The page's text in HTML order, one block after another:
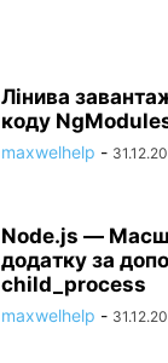
Лінива
коду
maxwelhelp -
Node.js —
додатку за
child_process
maxwelhelp -